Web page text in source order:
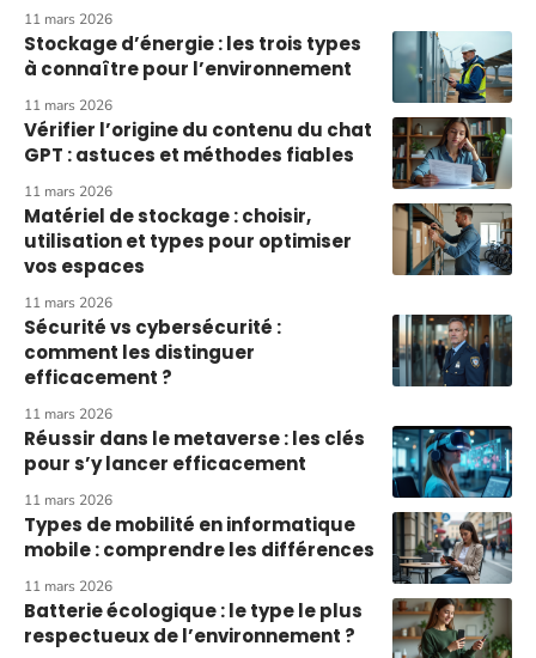
11 mars 2026
Stockage d’énergie : les trois types
à connaître pour l’environnement
11 mars 2026
Vérifier l’origine du contenu du chat
GPT : astuces et méthodes fiables
11 mars 2026
Matériel de stockage : choisir,
utilisation et types pour optimiser
vos espaces
11 mars 2026
Sécurité vs cybersécurité :
comment les distinguer
efficacement ?
11 mars 2026
Réussir dans le metaverse : les clés
pour s’y lancer efficacement
11 mars 2026
Types de mobilité en informatique
mobile : comprendre les différences
11 mars 2026
Batterie écologique : le type le plus
respectueux de l’environnement ?